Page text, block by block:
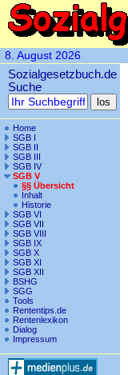
8. August 2026
Sozialgesetzbuch.de
Suche
Home
SGB I
SGB II
SGB III
SGB IV
SGB V
§§ Übersicht
Inhalt
Historie
SGB VI
SGB VII
SGB VIII
SGB IX
SGB X
SGB XI
SGB XII
BSHG
SGG
Tools
Rententips.de
Rentenlexikon
Dialog
Impressum